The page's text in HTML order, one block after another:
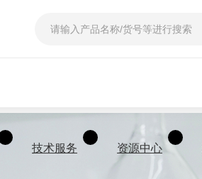
技术服务 资源中心